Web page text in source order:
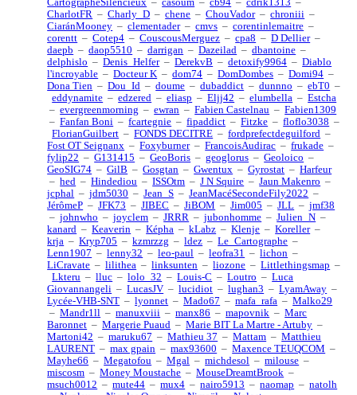
CartographeSilencieux –casoum –cb94 –cdrik1313 –
CharlotFR –Charly_D –chene –ChouVador–chroniii –
CiaránMooney –clementader–cmvs –corentinlemaitre –
corentt –Cotep4 –CouscousMerguez –cpa8 –D Dellier–
daepb –daop5510 –darrigan –Dazeilad –dbantoine –
delphislo –Denis_Helfer–DerekvB –detoxify9964 –Diablo
l'incroyable –Docteur K –dom74 –DomDombes –Domi94 –
Dona Tien –Dou_Id –doume –dubaddict –dunnno –ebT0 –
eddynamite –edzered –eliasp –Eljj42 –elumbella –Estcha
–evergreenmorning –ewran –Fabien Castelnau –Fabien1309
–Fanfan Boni –fcartegnie –fipaddict –Fitzke –floflo3038 –
FlorianGuilbert –FONDS DECITRE –fordprefectdeguilford –
Fost OT Seignanx –Foxyburner–FrancoisAudirac –frukade –
fylip22 –G131415 –GeoBoris –geoglorus –Geoloico –
GeoSIG74 –GilB –Gosgtan –Gwentux –Gyrostat –Harfeur
–hed –Hindediou –ISSOtm –J N Squire –Jaun Makenro –
jcphal –jdm5030 –Jean_S –JeanMacéSecondeFily2022 –
JérômeP –JFK73 –JIBEC –JiBOM –Jim005 –JLL –jmf38
–johnwho –joyclem –JRRR –jubonhomme –Julien_N –
kanard –Keaverin –Képha –kLabz –Klenje –Koreller–
krja –Kryp705 –kzmrzzg –ldez –Le_Cartographe –
Lenn1907 –lenny32 –leo-paul –leofra31 –lichon –
LiCravate –lilithea –linksunten –liozone –Littlethingsmap –
Lkteru –lluc –lolo_32 –Louis-C –Loutro –Luca
Giovannangeli –LucasJV –lucidiot –lughan3 –LyamAway –
Lycée-VHB-SNT –lyonnet –Mado67 –mafa_rafa –Malko29
–Mandr1ll –manuxviii –manx86 –mapovnik –Marc
Baronnet –Margerie Puaud –Marie BIT La Martre - Artuby –
Martoni42 –maruku67 –Mathieu 37 –Mattam –Matthieu
LAURENT –max gpain –max93600 –Maxence TEUQCOM –
Mayhe66 –Megatofou –Mgal –michdesol –milouse –
miscosm –Money Moustache –MouseDreamtBrook –
msuch0012 –mute44 –mux4 –nairo5913 –naomap –natolh